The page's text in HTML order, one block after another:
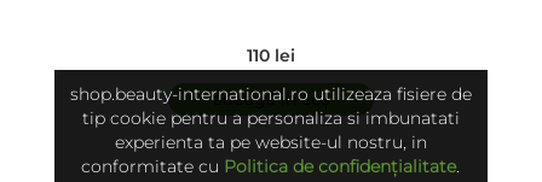
110 lei
adaugă în coș
shop.beauty-international.ro utilizeaza fisiere de
tip cookie pentru a personaliza si imbunatati
experienta ta pe website-ul nostru, in
conformitate cu Politica de confidențialitate.